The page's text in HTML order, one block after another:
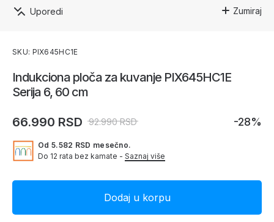
Zumiraj
Uporedi
Indukciona ploča za kuvanje PIX645HC1E
Serija 6, 60 cm
66.990 RSD 92.990 RSD -28%
Od 5.582 RSD mesečno.
Do 12 rata bez kamate - Saznaj više
SKU: PIX645HC1E